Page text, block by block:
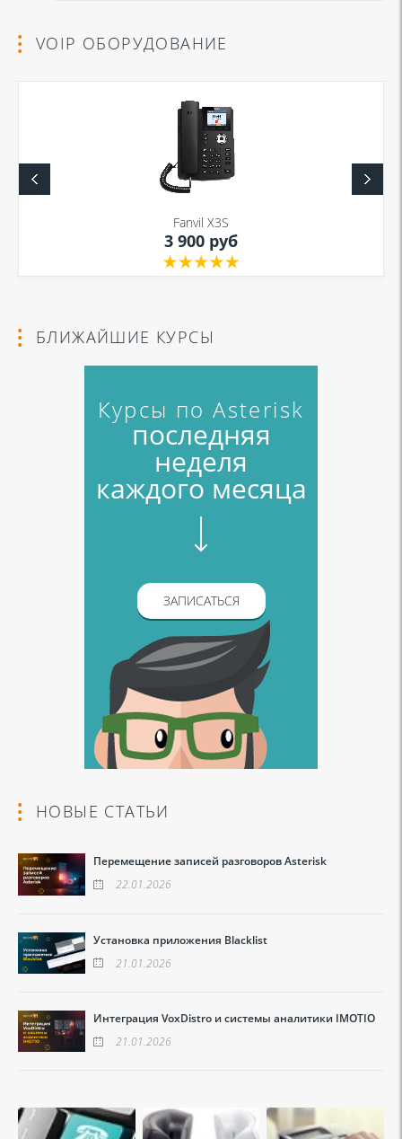
VOIP ОБОРУДОВАНИЕ
Fanvil X3S
3 900 руб
БЛИЖАЙШИЕ КУРСЫ
Курсы по Asterisk
последняя
неделя
каждого месяца
ЗАПИСАТЬСЯ
НОВЫЕ СТАТЬИ
Перемещение записей разговоров Asterisk
22.01.2026
Установка приложения Blacklist
21.01.2026
Интеграция VoxDistro и системы аналитики IMOTIO
21.01.2026